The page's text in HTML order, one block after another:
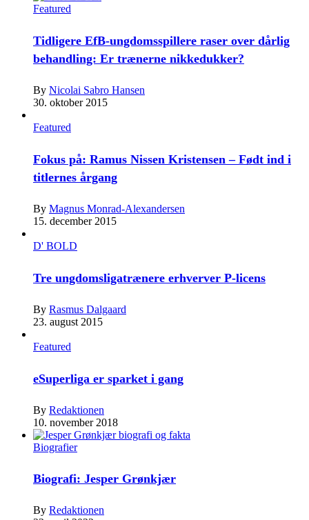
Featured
Tidligere EfB-ungdomsspillere raser over dårlig
behandling: Er trænerne nikkedukker?
By Nicolai Sabro Hansen
30. oktober 2015
Featured
Fokus på: Ramus Nissen Kristensen – Født ind i
titlernes årgang
By Magnus Monrad-Alexandersen
15. december 2015
D' BOLD
Tre ungdomsligatrænere erhverver P-licens
By Rasmus Dalgaard
23. august 2015
Featured
eSuperliga er sparket i gang
By Redaktionen
10. november 2018
Biografier
Biografi: Jesper Grønkjær
By Redaktionen